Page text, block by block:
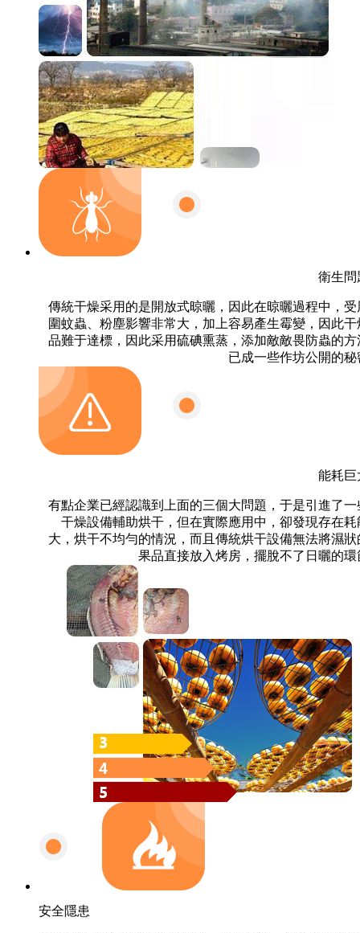
衛生問
傳統干燥采用的是開放式晾曬，因此在晾曬過程中，受
圍蚊蟲、粉塵影響非常大，加上容易產生霉變，因此干
品難于達標，因此采用硫碘熏蒸，添加敵敵畏防蟲的方
已成一些作坊公開的秘
能耗巨
有點企業已經認識到上面的三個大問題，于是引進了一
干燥設備輔助烘干，但在實際應用中，卻發現存在耗
大，烘干不均勻的情況，而且傳統烘干設備無法將濕狀
果品直接放入烤房，擺脫不了日曬的環
安全隱患